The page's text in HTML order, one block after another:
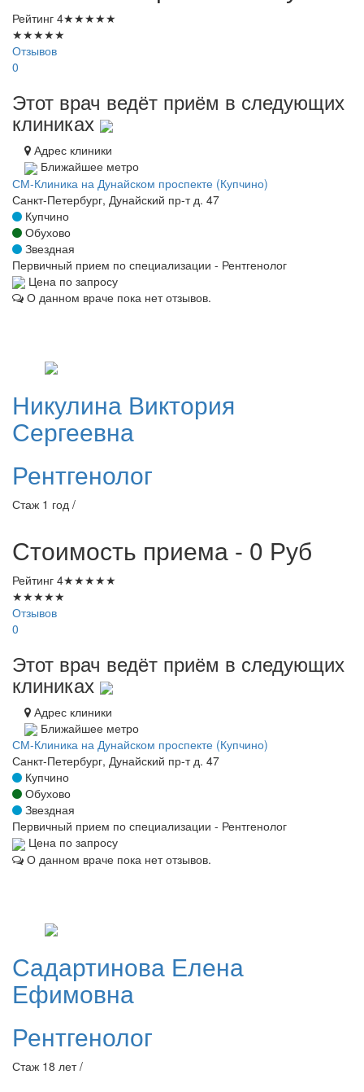
Рейтинг 4★★★★★
★★★★★
Отзывов
0
Этот врач ведёт приём в следующих
клиниках
Адрес клиники
Ближайшее метро
СМ-Клиника на Дунайском проспекте (Купчино)
Санкт-Петербург, Дунайский пр-т д. 47
Купчино
Обухово
Звездная
Первичный прием по специализации - Рентгенолог
Цена по запросу
О данном враче пока нет отзывов.
Никулина Виктория
Сергеевна
Рентгенолог
Стаж 1 год /
Стоимость приема - 0 Руб
Рейтинг 4★★★★★
★★★★★
Отзывов
0
Этот врач ведёт приём в следующих
клиниках
Адрес клиники
Ближайшее метро
СМ-Клиника на Дунайском проспекте (Купчино)
Санкт-Петербург, Дунайский пр-т д. 47
Купчино
Обухово
Звездная
Первичный прием по специализации - Рентгенолог
Цена по запросу
О данном враче пока нет отзывов.
Садартинова Елена
Ефимовна
Рентгенолог
Стаж 18 лет /